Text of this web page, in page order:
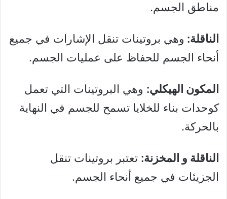
مناطق الجسم.
الناقلة: وهي بروتينات تنقل الإشارات في جميع
أنحاء الجسم للحفاظ على عمليات الجسم.
المكون الهيكلي: وهي البروتينات التي تعمل
كوحدات بناء للخلايا تسمح للجسم في النهاية
بالحركة.
الناقلة و المخزنة: تعتبر بروتينات تنقل
الجزيئات في جميع أنحاء الجسم.